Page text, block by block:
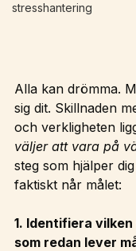
stresshantering
Alla kan drömma.
sig dit. Skillnaden
och verkligheten
väljer att vara på
steg som hjälper
faktiskt når målet:
1. Identifiera
som redan lever